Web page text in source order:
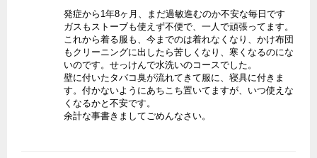
発症から1年8ヶ月、まだ過敏進むのか不安な毎日です
ガスもストーブも使えず不便で、一人で頑張ってます。
これから着る服も、今までのは着れなくなり、かけ布団
もクリーニングに出したら苦しくなり、寒くなるのにな
いのです。せっけんで水洗いのコースでした。
壁に付いたタバコ臭が流れてきて服に、寝具に付きま
す。付かないようにあちこち置いてますが、いつ使えな
くなるかと不安です。
余計な事書きましてごめんなさい。